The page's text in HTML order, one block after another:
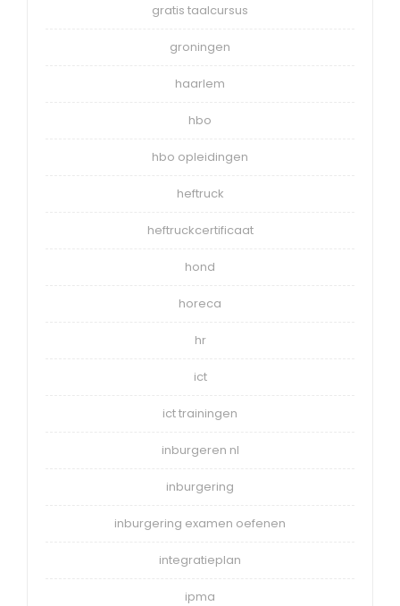
gratis taalcursus
groningen
haarlem
hbo
hbo opleidingen
heftruck
heftruckcertificaat
hond
horeca
hr
ict
ict trainingen
inburgeren nl
inburgering
inburgering examen oefenen
integratieplan
ipma